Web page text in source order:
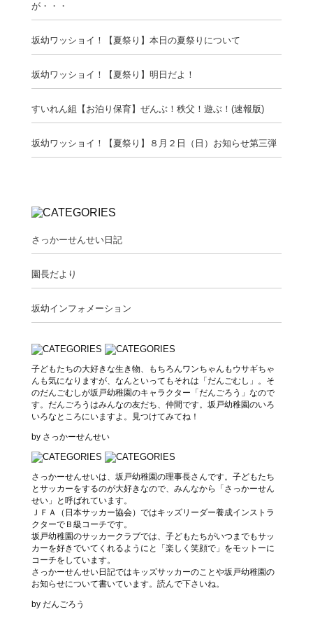
が・・・
坂幼ワッショイ！【夏祭り】本日の夏祭りについて
坂幼ワッショイ！【夏祭り】明日だよ！
すいれん組【お泊り保育】ぜんぶ！秩父！遊ぶ！(速報版)
坂幼ワッショイ！【夏祭り】８月２日（日）お知らせ第三弾
さっかーせんせい日記
園長だより
坂幼インフォメーション
子どもたちの大好きな生き物、もちろんワンちゃんもウサギちゃ
んも気になりますが、なんといってもそれは「だんごむし」。そ
のだんごむしが坂戸幼稚園のキャラクター「だんごろう」なので
す。だんごろうはみんなの友だち、仲間です。坂戸幼稚園のいろ
いろなところにいますよ。見つけてみてね！
by さっかーせんせい
さっかーせんせいは、坂戸幼稚園の理事長さんです。子どもたち
とサッカーをするのが大好きなので、みんなから「さっかーせん
せい」と呼ばれています。
ＪＦＡ（日本サッカー協会）ではキッズリーダー養成インストラ
クターでＢ級コーチです。
坂戸幼稚園のサッカークラブでは、子どもたちがいつまでもサッ
カーを好きでいてくれるようにと「楽しく笑顔で」をモットーに
コーチをしています。
さっかーせんせい日記ではキッズサッカーのことや坂戸幼稚園の
お知らせについて書いています。読んで下さいね。
by だんごろう